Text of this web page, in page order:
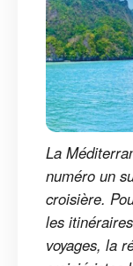
La
numéro un
croisière.
les
voyages, la